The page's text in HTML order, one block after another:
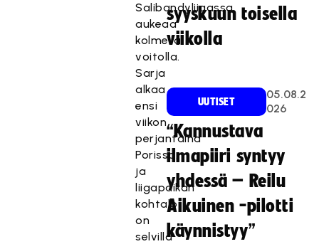
Salibandyliigassa
aukeaa
kolmella
voitolla.
Sarja
alkaa
ensi
viikon
perjantaina
Porissa,
ja
liigapaikan
kohtalo
on
selvillä
syyskuun toisella
viikolla
UUTISET
05.08.2
026
“Kannustava
ilmapiiri syntyy
yhdessä – Reilu
Aikuinen -pilotti
käynnistyy”